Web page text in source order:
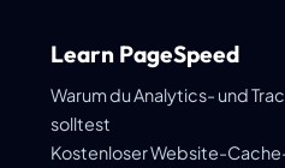
Learn PageSpeed
Warum du Analytics- und
solltest
Kostenloser Website-